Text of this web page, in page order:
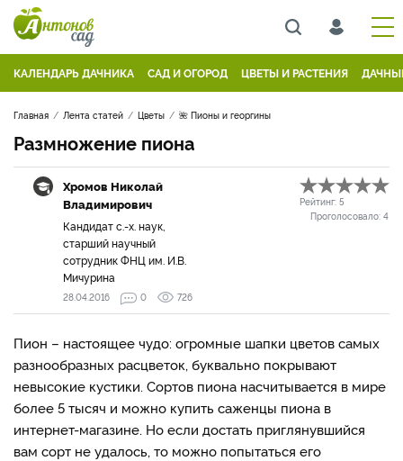
КАЛЕНДАРЬ ДАЧНИКА САД И ОГОРОД ЦВЕТЫ И РАСТЕНИЯ
Главная Лента статей Цветы 🌺 Пионы и георгины
Размножение пиона
Хромов Николай
Владимирович
Кандидат с.-х. наук,
старший научный
сотрудник ФНЦ им. И.В.
Мичурина
Рейтинг: 5
Проголосовало: 4
28.04.2016 0 726
Пион – настоящее чудо: огромные шапки цветов самых
разнообразных расцветок, буквально покрывают
невысокие кустики. Сортов пиона насчитывается в мире
более 5 тысяч и можно купить саженцы пиона в
интернет-магазине. Но если достать приглянувшийся
вам сорт не удалось, то можно попытаться его